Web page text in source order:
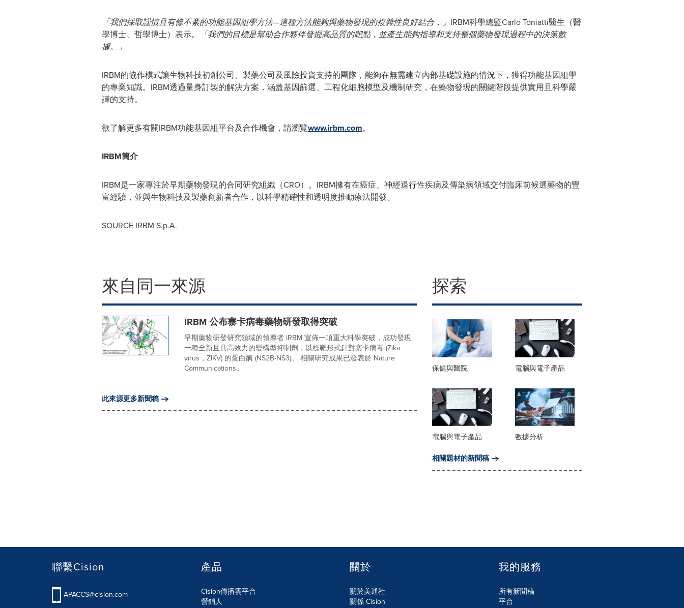
「我們採取謹慎且有條不紊的功能基因組學方法—這種方法能夠與藥物發現的複雜性良好結合，」 IRBM科學總監Carlo Toniatti醫生（醫
學博士、哲學博士）表示。
「我們的目標是幫助合作夥伴發掘高品質的靶點，並產生能夠指導和支持整個藥物發現過程中的決策數
據。」
IRBM的協作模式讓生物科技初創公司、製藥公司及風險投資支持的團隊，能夠在無需建立內部基礎設施的情況下，獲得功能基因組學
的專業知識。IRBM透過量身訂製的解決方案，涵蓋基因篩選、工程化細胞模型及機制研究，在藥物發現的關鍵階段提供實用且科學嚴
謹的支持。
欲了解更多有關IRBM功能基因組平台及合作機會，請瀏覽www.irbm.com。
IRBM簡介
IRBM是一家專注於早期藥物發現的合同研究組織（CRO）。IRBM擁有在癌症、神經退行性疾病及傳染病領域交付臨床前候選藥物的豐
富經驗，並與生物科技及製藥創新者合作，以科學精確性和透明度推動療法開發。
SOURCE IRBM S.p.A.
來自同一來源
IRBM 公布寨卡病毒藥物研發取得突破
早期藥物研發研究領域的領導者 IRBM 宣佈一項重大科學突破，成功發現
一種全新且具高效力的變構型抑制劑，以標靶形式針對寨卡病毒 (Zika
virus，ZIKV) 的蛋白酶 (NS2B-NS3)。 相關研究成果已發表於 Nature
Communications...
此來源更多新聞稿
探索
保健與醫院 電腦與電子產品
電腦與電子產品
數據分析
相關題材的新聞稿
聯繫Cision
APACCS@cision.com
產品
Cision傳播雲平台
營銷人
關於
關於美通社
關係 Cision
我的服務
所有新聞稿
平台